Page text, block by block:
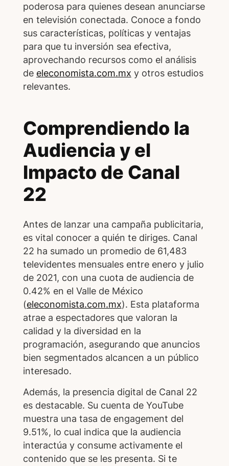
poderosa para quienes desean anunciarse
en televisión conectada. Conoce a fondo
sus características, políticas y ventajas
para que tu inversión sea efectiva,
aprovechando recursos como el análisis
de eleconomista.com.mx y otros estudios
relevantes.
Comprendiendo la
Audiencia y el
Impacto de Canal
22
Antes de lanzar una campaña publicitaria,
es vital conocer a quién te diriges. Canal
22 ha sumado un promedio de 61,483
televidentes mensuales entre enero y julio
de 2021, con una cuota de audiencia de
0.42% en el Valle de México
(eleconomista.com.mx). Esta plataforma
atrae a espectadores que valoran la
calidad y la diversidad en la
programación, asegurando que anuncios
bien segmentados alcancen a un público
interesado.
Además, la presencia digital de Canal 22
es destacable. Su cuenta de YouTube
muestra una tasa de engagement del
9.51%, lo cual indica que la audiencia
interactúa y consume activamente el
contenido que se les presenta. Si te